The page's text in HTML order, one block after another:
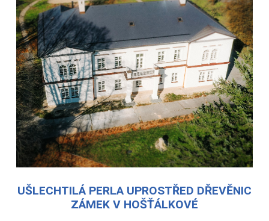
UŠLECHTILÁ PERLA UPROSTŘED DŘEVĚNIC
ZÁMEK V HOŠŤÁLKOVÉ